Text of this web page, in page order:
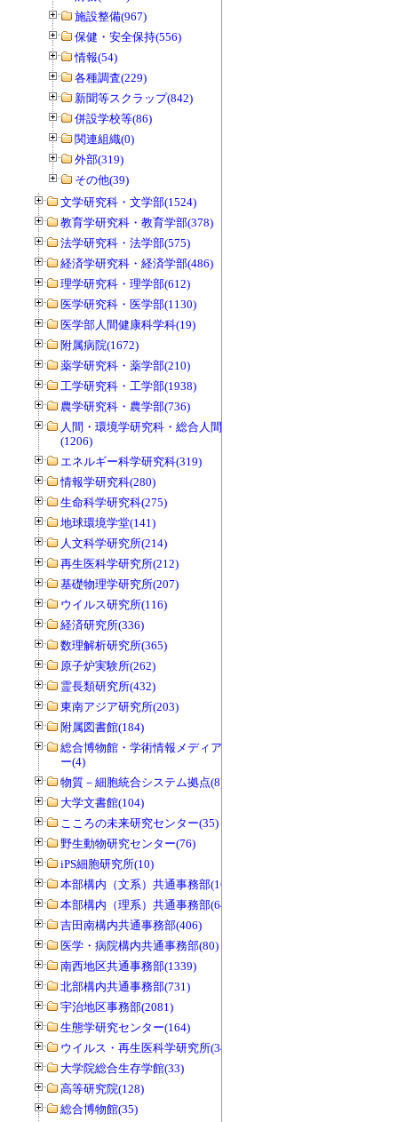
施設整備(967)
保健・安全保持(556)
情報(54)
各種調査(229)
新聞等スクラップ(842)
併設学校等(86)
関連組織(0)
外部(319)
その他(39)
文学研究科・文学部(1524)
教育学研究科・教育学部(378)
法学研究科・法学部(575)
経済学研究科・経済学部(486)
理学研究科・理学部(612)
医学研究科・医学部(1130)
医学部人間健康科学科(19)
附属病院(1672)
薬学研究科・薬学部(210)
工学研究科・工学部(1938)
農学研究科・農学部(736)
人間・環境学研究科・総合人間学部
(1206)
エネルギー科学研究科(319)
情報学研究科(280)
生命科学研究科(275)
地球環境学堂(141)
人文科学研究所(214)
再生医科学研究所(212)
基礎物理学研究所(207)
ウイルス研究所(116)
経済研究所(336)
数理解析研究所(365)
原子炉実験所(262)
霊長類研究所(432)
東南アジア研究所(203)
附属図書館(184)
総合博物館・学術情報メディアセンタ
ー(4)
物質－細胞統合システム拠点(8)
大学文書館(104)
こころの未来研究センター(35)
野生動物研究センター(76)
iPS細胞研究所(10)
本部構内（文系）共通事務部(165)
本部構内（理系）共通事務部(646)
吉田南構内共通事務部(406)
医学・病院構内共通事務部(80)
南西地区共通事務部(1339)
北部構内共通事務部(731)
宇治地区事務部(2081)
生態学研究センター(164)
ウイルス・再生医科学研究所(34)
大学院総合生存学館(33)
高等研究院(128)
総合博物館(35)